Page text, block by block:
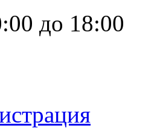
до 18:00